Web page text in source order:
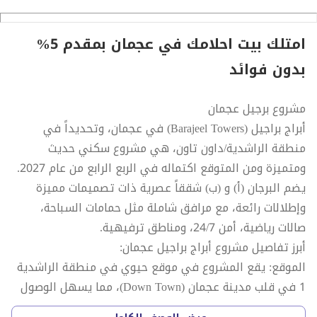
م
امتلك بيت احلامك في عجمان بمقدم 5%
بدون فوائد
مشروع برجيل عجمان
أبراج براجيل (Barajeel Towers) في عجمان، وتحديداً في
منطقة الراشدية/داون تاون، هي مشروع سكني حديث
ومتميزة ومن المتوقع اكتماله في الربع الرابع من عام 2027.
يضم البرجان (أ) و (ب) شققاً عصرية ذات تصميمات مميزة
وإطلالات رائعة، مع مرافق شاملة مثل حمامات السباحة،
صالات رياضية، أمن 24/7، ومناطق ترفيهية.
أبرز تفاصيل مشروع أبراج براجيل عجمان:
الموقع: يقع المشروع في موقع حيوي في منطقة الراشدية
1 في قلب مدينة عجمان (Down Town)، مما يسهل الوصول
إلى الخدمات والمرافق الأساسية.